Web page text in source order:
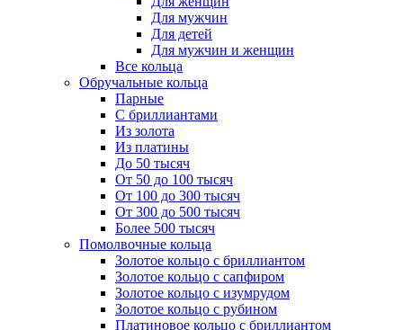
Для мужчин
Для детей
Для мужчин и женщин
Все кольца
Обручальные кольца
Парные
С бриллиантами
Из золота
Из платины
До 50 тысяч
От 50 до 100 тысяч
От 100 до 300 тысяч
От 300 до 500 тысяч
Более 500 тысяч
Помолвочные кольца
Золотое кольцо с бриллиантом
Золотое кольцо с сапфиром
Золотое кольцо с изумрудом
Золотое кольцо с рубином
Платиновое кольцо с бриллиантом